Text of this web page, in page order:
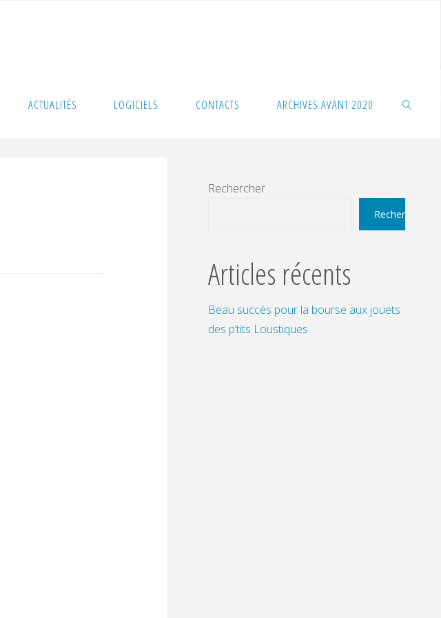
ACTUALITÉS LOGICIELS CONTACTS ARCHIVES AVANT 2020
Rechercher
Rechercher
Articles récents
Beau succès pour la bourse aux jouets
des p’tits Loustiques